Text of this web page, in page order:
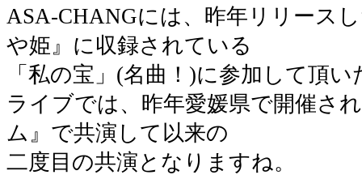
ASA-CHANGには、昨年リリース
や姫』に収録されている
「私の宝」(名曲！)に参加して頂い
ライブでは、昨年愛媛県で開催さ
ム』で共演して以来の
二度目の共演となりますね。